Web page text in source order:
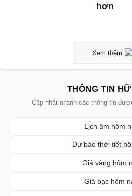
hơn
Xem thêm
THÔNG TIN
Cập nhật nhanh các thông tin
Lịch âm hôm
Dự báo thời tiết
Giá vàng hôm
Giá bạc hôm